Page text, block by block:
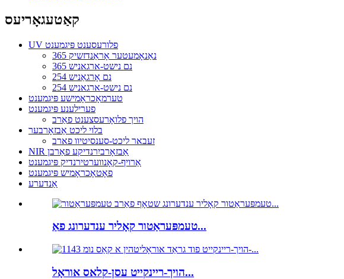
קאַטעגאָריעס
UV פלורעסענט פּיגמענט
365 נאַנאָמעטער אָראַנדזשיק
365 נם נישט-ארגאניש
254 נם אָרגאַניש
254 נם נישט-ארגאניש
טערמאָכראָמישע פּיגמענט
פערילענע פּיגמענט
הויך פלואָרעסצענט פאַרב
בלוי ליכט אַבזאָרבער
זעבאר ליכט-סענסיטיוו פארב
NIR אַבזאָרביִרנדיקע פאַרבן
אַרויף-קאָנווערטירנדיק פּיגמענט
פאָטאָכראָמיש פּיגמענט
אַנדערע
טעמפּעראַטור קאָליר ענדערונג פאַ...
הויך-ריינקייט עסן-קלאס אוראָל...